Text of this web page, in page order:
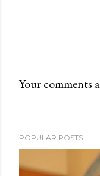
t
a
Your comments
POPULAR POSTS